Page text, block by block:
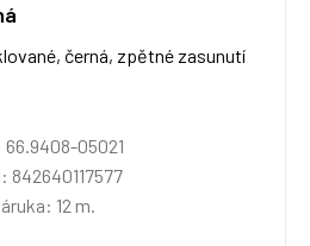
černá, zpětné zasunutí
66.9408-05021
842640117577
12 m.